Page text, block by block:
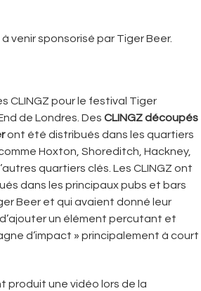
venir sponsorisé par Tiger Beer.
CLINGZ pour le festival Tiger
de Londres. Des CLINGZ découpés
ont été distribués dans les quartiers
Hoxton, Shoreditch, Hackney,
quartiers clés. Les CLINGZ ont
dans les principaux pubs et bars
Beer et qui avaient donné leur
un élément percutant et
d’impact » principalement à court
produit une vidéo lors de la